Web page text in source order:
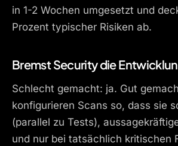
in 1-2 Wochen umgesetzt und
Prozent typischer Risiken ab.
Bremst Security die
Schlecht gemacht: ja. Gut
konfigurieren Scans so, dass sie
(parallel zu Tests),
und nur bei tatsächlich kritischen